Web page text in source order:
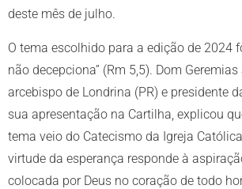
deste mês de julho.
O tema escolhido para a edição de 2024
não decepciona” (Rm 5,5). Dom Geremias
arcebispo de Londrina (PR) e presidente
sua apresentação na Cartilha, explicou
tema veio do Catecismo da Igreja
virtude da esperança responde à
colocada por Deus no coração de todo